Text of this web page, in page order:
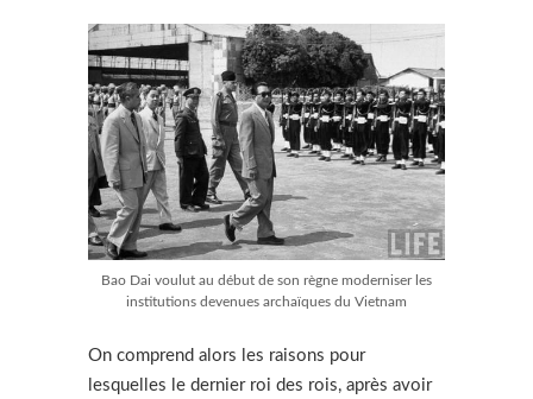
Bao Dai voulut au début de son règne moderniser les
institutions devenues archaïques du Vietnam
On comprend alors les raisons pour
lesquelles le dernier roi des rois, après avoir